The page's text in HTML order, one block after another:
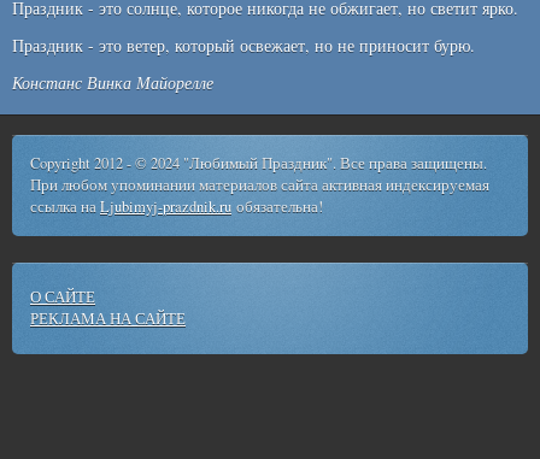
Праздник - это солнце, которое никогда не обжигает, но светит ярко.
Праздник - это ветер, который освежает, но не приносит бурю.
Констанс Винка Майорелле
Copyright 2012 - © 2024 "Любимый Праздник". Все права защищены.
При любом упоминании материалов сайта активная индексируемая
ссылка наLjubimyj-prazdnik.ru обязательна!
О САЙТЕ
РЕКЛАМА НА САЙТЕ